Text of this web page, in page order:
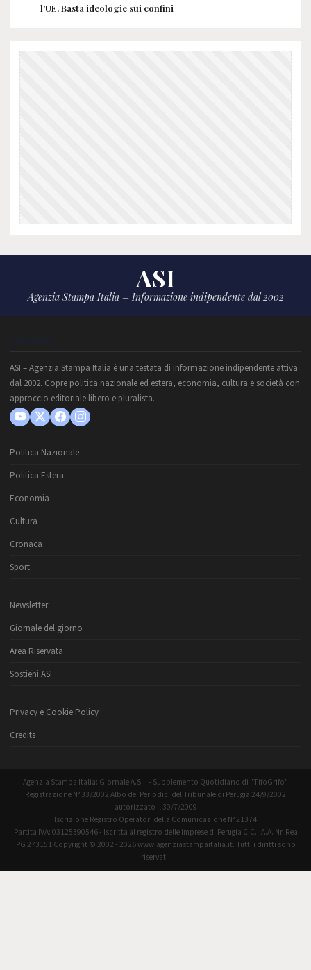
l'UE. Basta ideologie sui confini
ASI
Agenzia Stampa Italia – Informazione indipendente dal 2002
CHI SIAMO
ASI – Agenzia Stampa Italia è una testata di informazione indipendente attiva
dal 2002. Copre politica nazionale ed estera, economia, cultura e società con
approccio editoriale libero e pluralista.
Politica Nazionale
Politica Estera
Economia
Cultura
Cronaca
Sport
Newsletter
Giornale del giorno
Area Riservata
Sostieni ASI
Privacy e Cookie Policy
Credits
Agenzia Stampa Italia: Giornale A.S.I. - Supplemento Quotidiano di "TifoGrifo"
Registrazione N° 33/2002 Albo dei Periodici del Tribunale di Perugia 24/9/2002
autorizzato il 30/7/2009
Iscrizione Registro Operatori della Comunicazione N° 21374
Partita IVA: 03125390546 - Iscritta al registro delle imprese di Perugia C.C.I.A.A. Nr. Rea
PG 273151 Copyright © 2002 - 2026 www.agenziastampaitalia.it. Tutti i diritti sono
riservati.